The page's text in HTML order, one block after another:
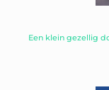
Een klein gezellig